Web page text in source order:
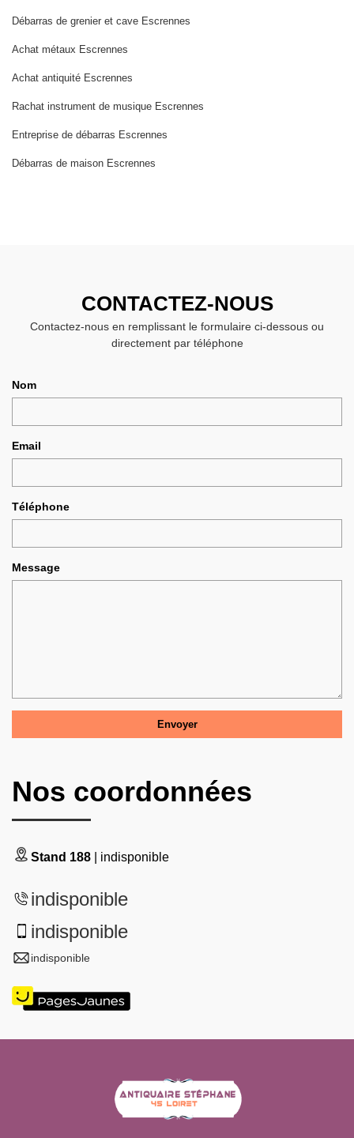
Débarras de grenier et cave Escrennes
Achat métaux Escrennes
Achat antiquité Escrennes
Rachat instrument de musique Escrennes
Entreprise de débarras Escrennes
Débarras de maison Escrennes
CONTACTEZ-NOUS
Contactez-nous en remplissant le formulaire ci-dessous ou
directement par téléphone
Nom
Email
Téléphone
Message
Nos coordonnées
Stand 188 | indisponible
indisponible
indisponible
indisponible